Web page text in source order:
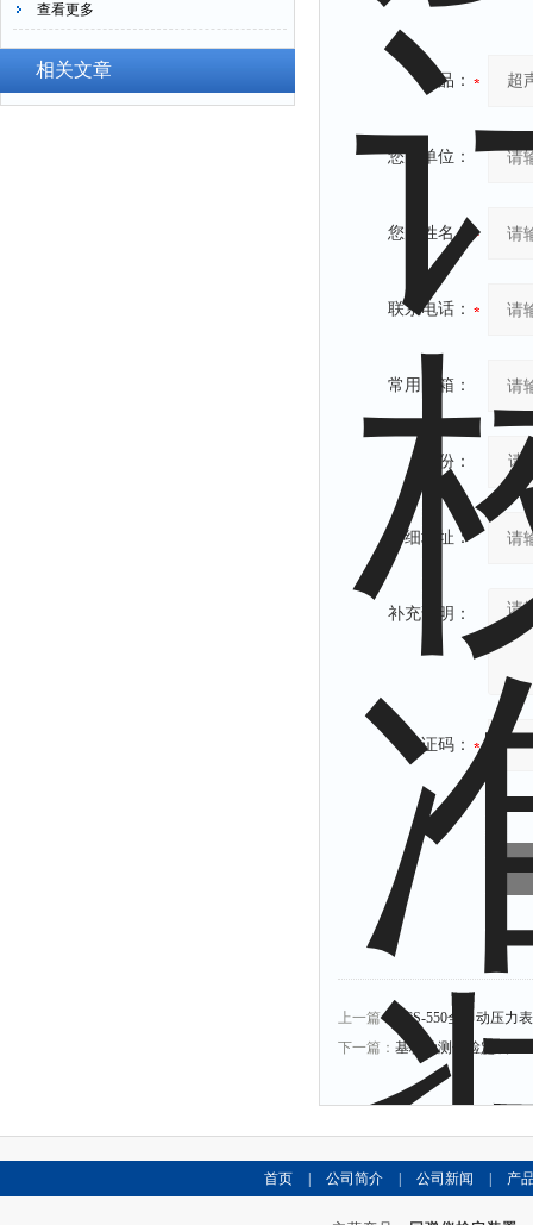
查看更多
相关文章
产品：
您的单位：
您的姓名：
联系电话：
常用邮箱：
省份：
详细地址：
补充说明：
验证码：
上一篇：
PCS-550全自动压力
下一篇： 基桩动测仪检定装置
首页 公司简介 公司新闻 产